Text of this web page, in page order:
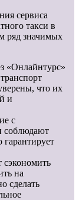
сервиса
такси в
ряд значимых
«Онлайнтурс»
что их
и
с
соблюдают
сэкономить
на
сделать